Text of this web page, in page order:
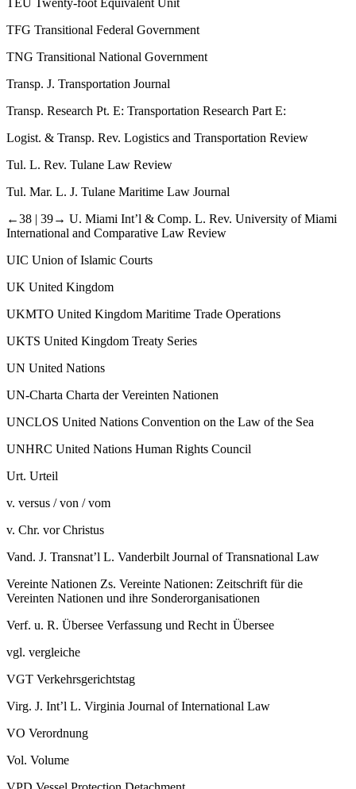
TEU Twenty-​foot Equivalent Unit
TFG Transitional Federal Government
TNG Transitional National Government
Transp. J. Transportation Journal
Transp. Research Pt. E: Transportation Research Part E:
Logist. & Transp. Rev. Logistics and Transportation Review
Tul. L. Rev. Tulane Law Review
Tul. Mar. L. J. Tulane Maritime Law Journal
←38 | 39→ U. Miami Int’l & Comp. L. Rev. University of Miami
International and Comparative Law Review
UIC Union of Islamic Courts
UK United Kingdom
UKMTO United Kingdom Maritime Trade Operations
UKTS United Kingdom Treaty Series
UN United Nations
UN-​Charta Charta der Vereinten Nationen
UNCLOS United Nations Convention on the Law of the Sea
UNHRC United Nations Human Rights Council
Urt. Urteil
v. versus /​ von /​ vom
v. Chr. vor Christus
Vand. J. Transnat’l L. Vanderbilt Journal of Transnational Law
Vereinte Nationen Zs. Vereinte Nationen: Zeitschrift für die
Vereinten Nationen und ihre Sonderorganisationen
Verf. u. R. Übersee Verfassung und Recht in Übersee
vgl. vergleiche
VGT Verkehrsgerichtstag
Virg. J. Int’l L. Virginia Journal of International Law
VO Verordnung
Vol. Volume